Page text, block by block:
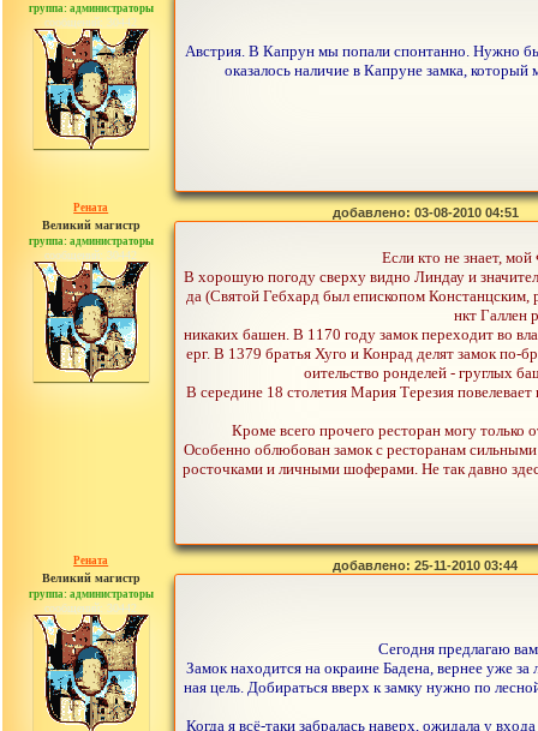
группа: администраторы
сообщений: 30442
Австрия. В Капрун мы попали спонтанно. Нужно
оказалось наличие в Капруне замка,
Рената
Великий магистр
группа: администраторы
сообщений: 30442
добавлено: 03-08-2010 04:51
Если кто не знает,
В хорошую погоду сверху видно Линдау и
да (Святой Гебхард был епископом Констанцским,
нкт Галлен
никаких башен. В 1170 году замок переходит во
ерг. В 1379 братья Хуго и Конрад делят замок по-
оительство ронделей - груглых
В середине 18 столетия Мария Терезия
Кроме всего прочего ресторан могу только
Особенно облюбован замок с ресторанам
росточками и личными шоферами. Не так давно
Рената
Великий магистр
группа: администраторы
сообщений: 30442
добавлено: 25-11-2010 03:44
Сегодня предлагаю
Замок находится на окраине Бадена, вернее уже
ная цель. Добираться вверх к замку нужно по
Когда я всё-таки забралась наверх, ожидала у